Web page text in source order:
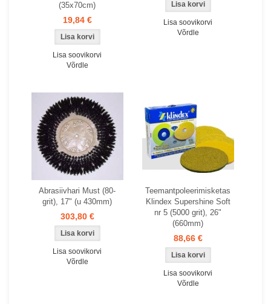
(35x70cm)
19,84 €
Lisa soovikorvi
Võrdle
Lisa soovikorvi
Võrdle
Abrasiivhari Must (80-
grit), 17" (u 430mm)
303,80 €
Lisa soovikorvi
Võrdle
Teemantpoleerimisketas
Klindex Supershine Soft
nr 5 (5000 grit), 26"
(660mm)
88,66 €
Lisa soovikorvi
Võrdle